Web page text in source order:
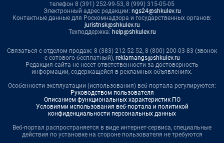
телефон 8 (391) 252-99-53, 8 (999) 315-05-05
Электронный адрес редакции: ngs24@shkulev.ru
Контактные данные для Роскомнадзора и государственных органов:
juristnsk@shkulev.ru
Техподдержка: help@shkulev.ru
Связаться с отделом продаж: 8 (383) 212-52-52, 8 (800) 200-03-83 (звонок
с сотового бесплатный), reklamangs@shkulev.ru
Редакция сайта не несет ответственности за достоверность
информации, содержащейся в рекламных объявлениях.
Особенности эксплуатации (использования) веб-портала регулируются:
Руководством пользователя
Описанием функциональных характеристик ПО
Условиями использования веб-портала и политикой
конфиденциальности персональных данных
Веб-портал распространяется в виде интернет-сервиса, специальные
действия по установке на стороне пользователя не требуются